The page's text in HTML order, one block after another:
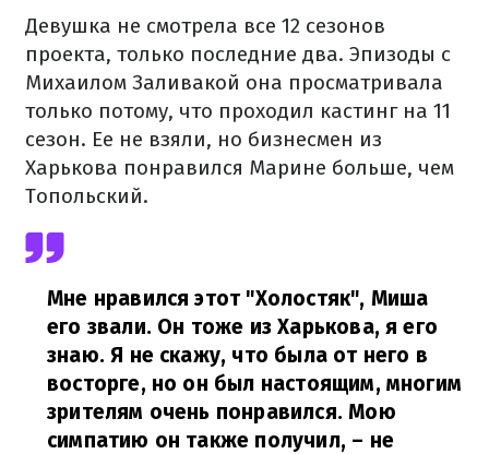
Девушка не смотрела все 12 сезонов
проекта, только последние два. Эпизоды с
Михаилом Заливакой она просматривала
только потому, что проходил кастинг на 11
сезон. Ее не взяли, но бизнесмен из
Харькова понравился Марине больше, чем
Топольский.
Мне нравился этот "Холостяк", Миша
его звали. Он тоже из Харькова, я его
знаю. Я не скажу, что была от него в
восторге, но он был настоящим, многим
зрителям очень понравился. Мою
симпатию он также получил, – не